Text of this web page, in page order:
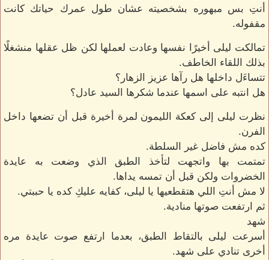
أنتِ بس مبهوره بشخصيته عشان طول عمرك حياتك كانت
مقفوله.
تمالكت ليلى أخيرًا نفسها وعادت لعملها لكن ظل عقلها منشغلًا
بذلك اللقاء الخاطف.
تتساءَل داخلها هل رآها عزيز الزهار؟
هل انتبه على اسمها عندما شكرها السيد عادل؟
نظرت ليلى إلى كعكة الليمون لمرة أخيرة قبل أن تضعها داخل
الفرن.
كده مش فاضل غير السلطة.
تمتمت بها واتجهت لتأخذ الطبق الذي وضعت به عايدة
الخضروات ولكن قبل أن تمسه يداها.
لا مش أنتِ اللي هتقطعيها يا ليلى، كفايه عليكِ كده يا حببتي.
ثم ارتفعت صوتها منادية.
شهد
أسرعت ليلى بالتقاط الطبق، بعدما ارتفع صوت عايدة مره
أخرى تنادي على شهد.